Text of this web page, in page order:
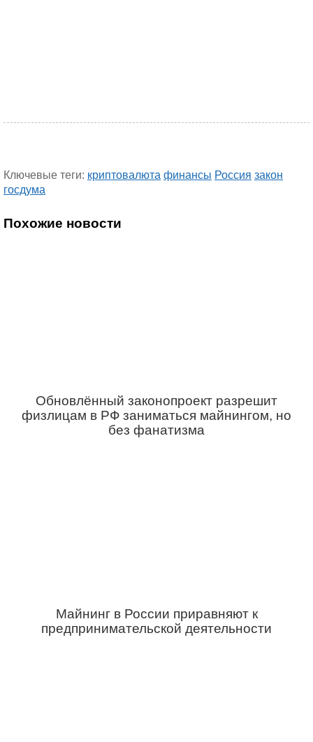
Ключевые теги: криптовалюта финансы Россия закон
госдума
Похожие новости
Обновлённый законопроект разрешит
физлицам в РФ заниматься майнингом, но
без фанатизма
Майнинг в России приравняют к
предпринимательской деятельности